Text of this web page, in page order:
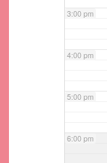
3:00 pm
4:00 pm
5:00 pm
6:00 pm